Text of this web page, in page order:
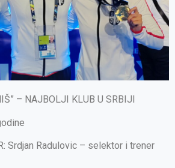
– NAJBOLJI KLUB U SRBIJI
Srdjan Radulovic – selektor i trener